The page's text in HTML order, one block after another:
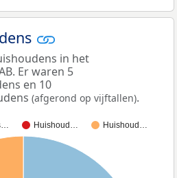
in het
Er waren 5
en 10
(afgerond op vijftallen).
Huishoud… Huishoud…